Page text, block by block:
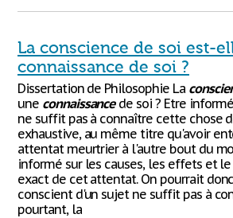
La conscience de soi est-
connaissance de soi ?
Dissertation de Philosophie La
une connaissancede soi ? Etre
ne suffit pas à connaître cette chose
exhaustive, au même titre qu'avoir
attentat meurtrier à l'autre bout du
informé sur les causes, les effets et
exact de cet attentat. On pourrait
conscient d'un sujet ne suffit pas à
pourtant, la